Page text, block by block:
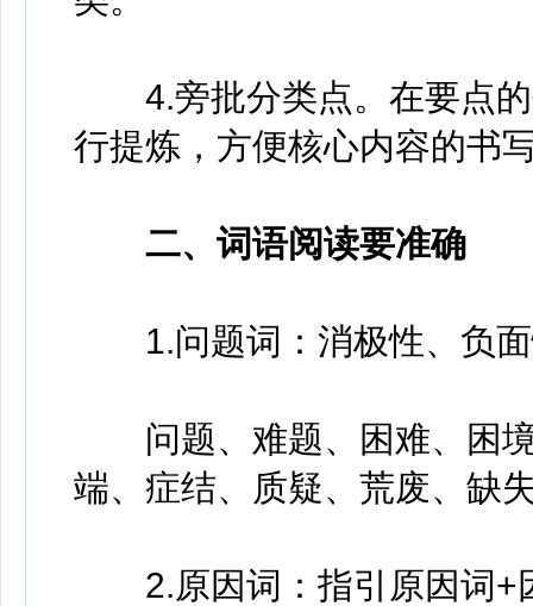
4.旁批分类点。在要点的
行提炼，方便核心内容的书
二、词语阅读要准确
1.问题词：消极性、负面
问题、难题、困难、困境
端、症结、质疑、荒废、
2.原因词：指引原因词+